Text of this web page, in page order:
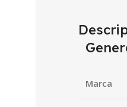
Marca